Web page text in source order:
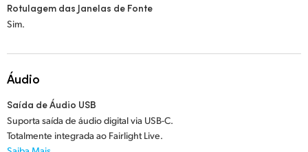
Rotulagem das Janelas de Fonte
Sim.
Áudio
Saída de Áudio USB
Suporta saída de áudio digital via USB-C.
Totalmente integrada ao Fairlight Live.